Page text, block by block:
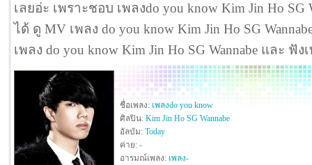
เลยอ่ะ เพราะชอบ เพลงdo you know Kim Jin Ho
ได้ ดู MV เพลง do you know Kim Jin Ho SG
เพลง do you know Kim Jin Ho SG Wannabe และ ฟั
ชื่อเพลง: เพลงdo you know
ศิลปิน: Kim Jin Ho SG Wannabe
อัลบัม: Today
ค่าย: -
อารมณ์เพลง: เพลง-